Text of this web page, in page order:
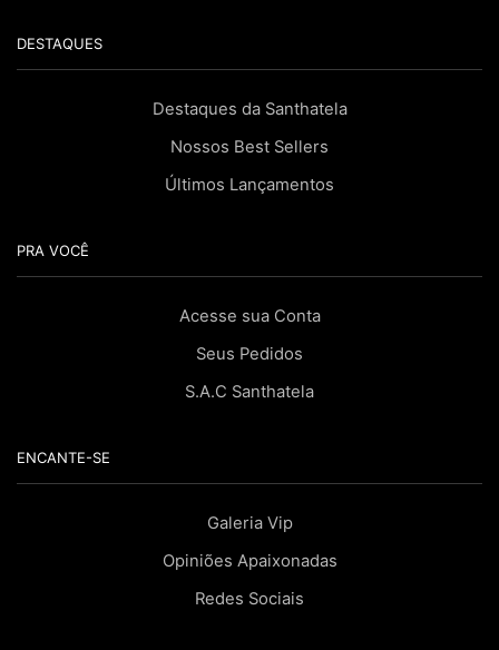
DESTAQUES
Destaques da Santhatela
Nossos Best Sellers
Últimos Lançamentos
PRA VOCÊ
Acesse sua Conta
Seus Pedidos
S.A.C Santhatela
ENCANTE-SE
Galeria Vip
Opiniões Apaixonadas
Redes Sociais